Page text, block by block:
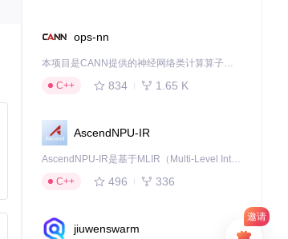
邀请
ops-nn
本项目是CANN提供的神经网络类计算算子库，实现网络在NPU上加速计算。
C++
834 1.65 K
AscendNPU-IR
AscendNPU-IR是基于MLIR（Multi-Level Intermediate Representation）构建的，面向昇腾亲和算子编译时使用的中间表示，提供昇腾完备表达能力，通过编译优化提升昇腾AI处理器计算效率，支持通过生态框架使能昇腾AI处理器与深度调优
C++
496 336
jiuwenswarm